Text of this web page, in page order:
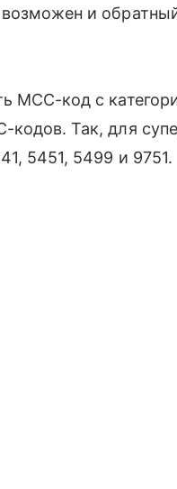
и
MCC-код с
кодов. Так, для
5451, 5499 и 9751.